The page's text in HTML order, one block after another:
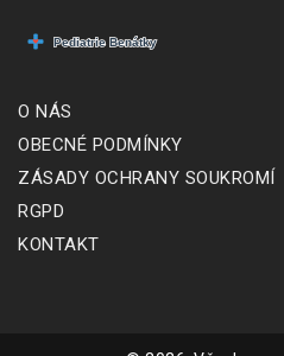
O NÁS
OBECNÉ PODMÍNKY
ZÁSADY OCHRANY SOUKROMÍ
RGPD
KONTAKT